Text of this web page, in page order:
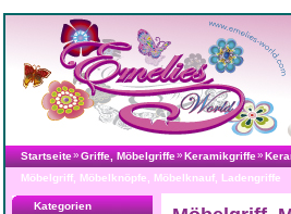
Startseite»Griffe, Möbelgriffe»Keramikgriffe»
Möbelgriff, Möbelknöpfe, Möbelknauf, Ladengriffe
Kategorien